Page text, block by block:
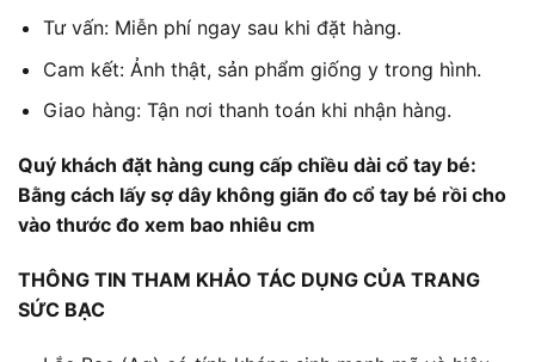
Tư vấn: Miễn phí ngay sau khi đặt hàng.
Cam kết: Ảnh thật, sản phẩm giống y trong hình.
Giao hàng: Tận nơi thanh toán khi nhận hàng.
Quý khách đặt hàng cung cấp chiều dài cổ tay bé:
Bằng cách lấy sợ dây không giãn đo cổ tay bé rồi cho
vào thước đo xem bao nhiêu cm
THÔNG TIN THAM KHẢO TÁC DỤNG CỦA TRANG
SỨC BẠC